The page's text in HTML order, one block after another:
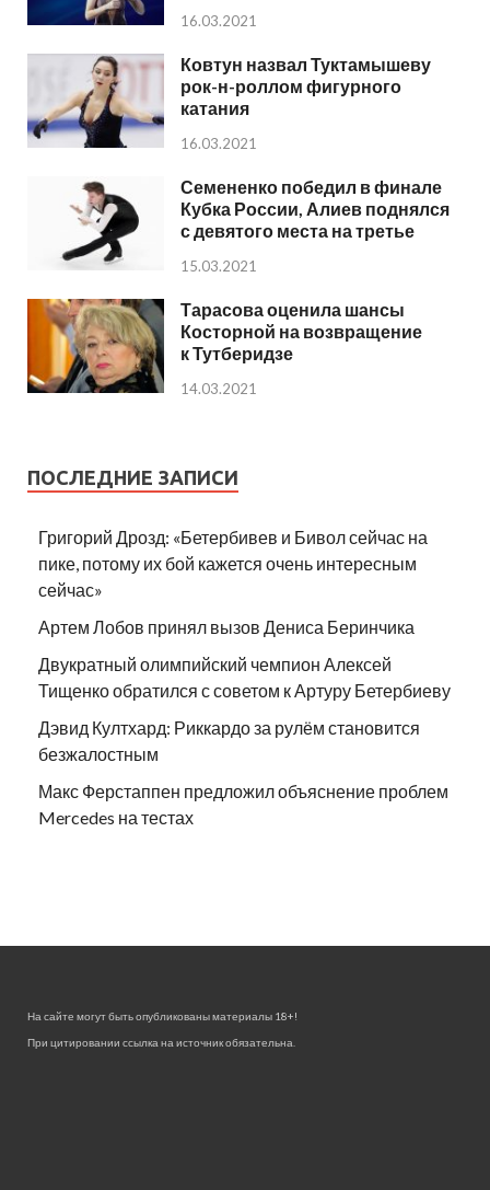
16.03.2021
Ковтун назвал Туктамышеву
рок-н-роллом фигурного
катания
16.03.2021
Семененко победил в финале
Кубка России, Алиев поднялся
с девятого места на третье
15.03.2021
Тарасова оценила шансы
Косторной на возвращение
к Тутберидзе
14.03.2021
ПОСЛЕДНИЕ ЗАПИСИ
Григорий Дрозд: «Бетербивев и Бивол сейчас на
пике, потому их бой кажется очень интересным
сейчас»
Артем Лобов принял вызов Дениса Беринчика
Двукратный олимпийский чемпион Алексей
Тищенко обратился с советом к Артуру Бетербиеву
Дэвид Култхард: Риккардо за рулём становится
безжалостным
Макс Ферстаппен предложил объяснение проблем
Mercedes на тестах
На сайте могут быть опубликованы материалы 18+!
При цитировании ссылка на источник обязательна.